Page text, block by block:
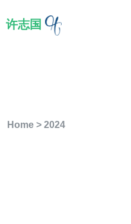
许志国
Home > 2024